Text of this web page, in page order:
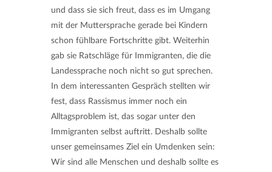
und dass sie sich freut, dass es im Umgang
mit der Muttersprache gerade bei Kindern
schon fühlbare Fortschritte gibt. Weiterhin
gab sie Ratschläge für Immigranten, die die
Landessprache noch nicht so gut sprechen.
In dem interessanten Gespräch stellten wir
fest, dass Rassismus immer noch ein
Alltagsproblem ist, das sogar unter den
Immigranten selbst auftritt. Deshalb sollte
unser gemeinsames Ziel ein Umdenken sein:
Wir sind alle Menschen und deshalb sollte es